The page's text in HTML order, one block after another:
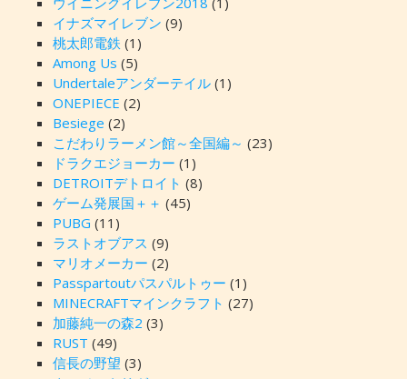
イナズマイレブン (9)
桃太郎電鉄 (1)
Among Us (5)
Undertaleアンダーテイル(1)
ONEPIECE (2)
Besiege (2)
こだわりラーメン館～全国編～ (23)
ドラクエジョーカー (1)
DETROITデトロイト (8)
ゲーム発展国＋＋ (45)
PUBG (11)
ラストオブアス (9)
マリオメーカー (2)
Passpartoutパスパルトゥー (1)
MINECRAFTマインクラフト (27)
加藤純一の森2 (3)
RUST (49)
信長の野望 (3)